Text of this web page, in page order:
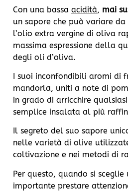
Con una bassa acidità, mai
un sapore che può variare
l’olio extra vergine di oliva
massima espressione della
degli oli d’oliva.
I suoi inconfondibili aromi di
mandorla, uniti a note di
in grado di arricchire
semplice insalata al più
Il segreto del suo sapore
nelle varietà di olive
coltivazione e nei metodi di
Per questo, quando si sceglie
importante prestare